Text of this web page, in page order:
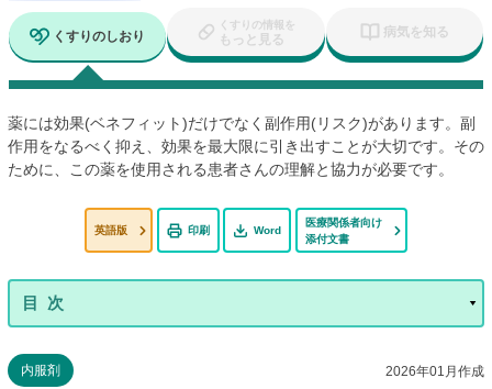
くすりのしおり
くすりの情報を
もっと見る 病気を知る
薬には効果(ベネフィット)だけでなく副作用(リスク)があります。副
作用をなるべく抑え、効果を最大限に引き出すことが大切です。その
ために、この薬を使用される患者さんの理解と協力が必要です。
英語版 印刷 Word
医療関係者向け
添付文書
内服剤 2026年01月作成